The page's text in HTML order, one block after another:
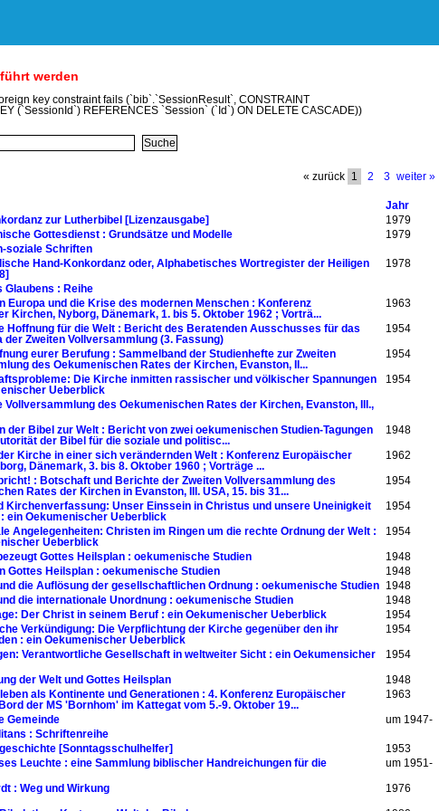
werden
key constraint fails (`bib`.`SessionResult`, CONSTRAINT
(`SessionId`) REFERENCES `Session` (`Id`) ON DELETE CASCADE))
« zurück 1 2 3 weiter »
Jahr
zur Lutherbibel [Lizenzausgabe]
1979
Gottesdienst : Grundsätze und Modelle
1979
soziale Schriften
Hand-Konkordanz oder, Alphabetisches Wortregister der Heiligen
1978
Glaubens : Reihe
Europa und die Krise des modernen Menschen : Konferenz
Kirchen, Nyborg, Dänemark, 1. bis 5. Oktober 1962 ; Vorträ...
1963
Hoffnung für die Welt : Bericht des Beratenden Ausschusses für das
der Zweiten Vollversammlung (3. Fassung)
1954
eurer Berufung : Sammelband der Studienhefte zur Zweiten
des Oekumenischen Rates der Kirchen, Evanston, Il...
1954
Die Kirche inmitten rassischer und völkischer Spannungen
Ueberblick
1954
Vollversammlung des Oekumenischen Rates der Kirchen, Evanston, Ill.,
der Bibel zur Welt : Bericht von zwei oekumenischen Studien-Tagungen
der Bibel für die soziale und politisc...
1948
Kirche in einer sich verändernden Welt : Konferenz Europäischer
Dänemark, 3. bis 8. Oktober 1960 ; Vorträge ...
1962
: Botschaft und Berichte der Zweiten Vollversammlung des
Rates der Kirchen in Evanston, Ill. USA, 15. bis 31...
1954
Kirchenverfassung: Unser Einssein in Christus und unsere Uneinigkeit
ein Oekumenischer Ueberblick
1954
Angelegenheiten: Christen im Ringen um die rechte Ordnung der Welt :
Ueberblick
1954
Gottes Heilsplan : oekumenische Studien
1948
Gottes Heilsplan : oekumenische Studien
1948
die Auflösung der gesellschaftlichen Ordnung : oekumenische Studien
1948
die internationale Unordnung : oekumenische Studien
1948
Der Christ in seinem Beruf : ein Oekumenischer Ueberblick
1954
Verkündigung: Die Verpflichtung der Kirche gegenüber den ihr
: ein Oekumenischer Ueberblick
1954
Verantwortliche Gesellschaft in weltweiter Sicht : ein Oekumensicher
1954
der Welt und Gottes Heilsplan
1948
als Kontinente und Generationen : 4. Konferenz Europäischer
der MS 'Bornhom' im Kattegat vom 5.-9. Oktober 19...
1963
Gemeinde
um 1947-
: Schriftenreihe
[Sonntagsschulhelfer]
1953
Leuchte : eine Sammlung biblischer Handreichungen für die
um 1951-
: Weg und Wirkung 1976